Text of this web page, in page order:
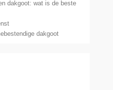
dakgoot: wat is de beste
dakgoot